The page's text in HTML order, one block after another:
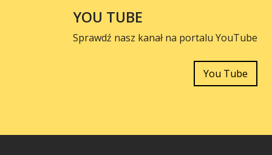
YOU TUBE
Sprawdź nasz kanał na portalu YouTube
You Tube